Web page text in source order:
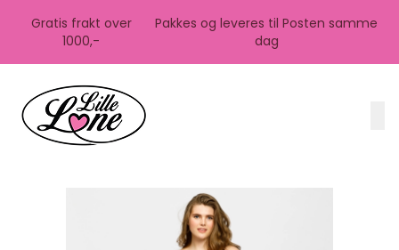
Gratis frakt over
1000,-
Pakkes og leveres til Posten samme
dag